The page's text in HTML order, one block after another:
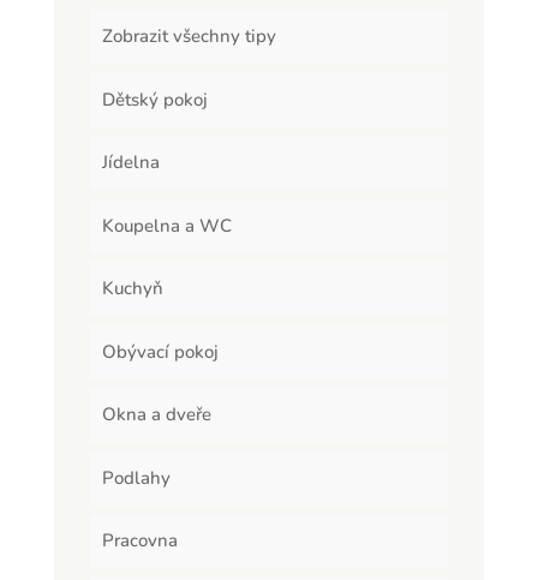
Zobrazit všechny tipy
Dětský pokoj
Jídelna
Koupelna a WC
Kuchyň
Obývací pokoj
Okna a dveře
Podlahy
Pracovna